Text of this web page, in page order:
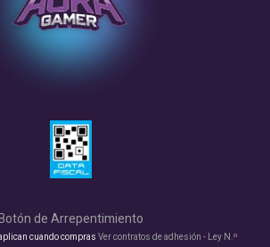
de Arrepentimiento
cuando compras Ver contratos de adhesión - Ley N.º